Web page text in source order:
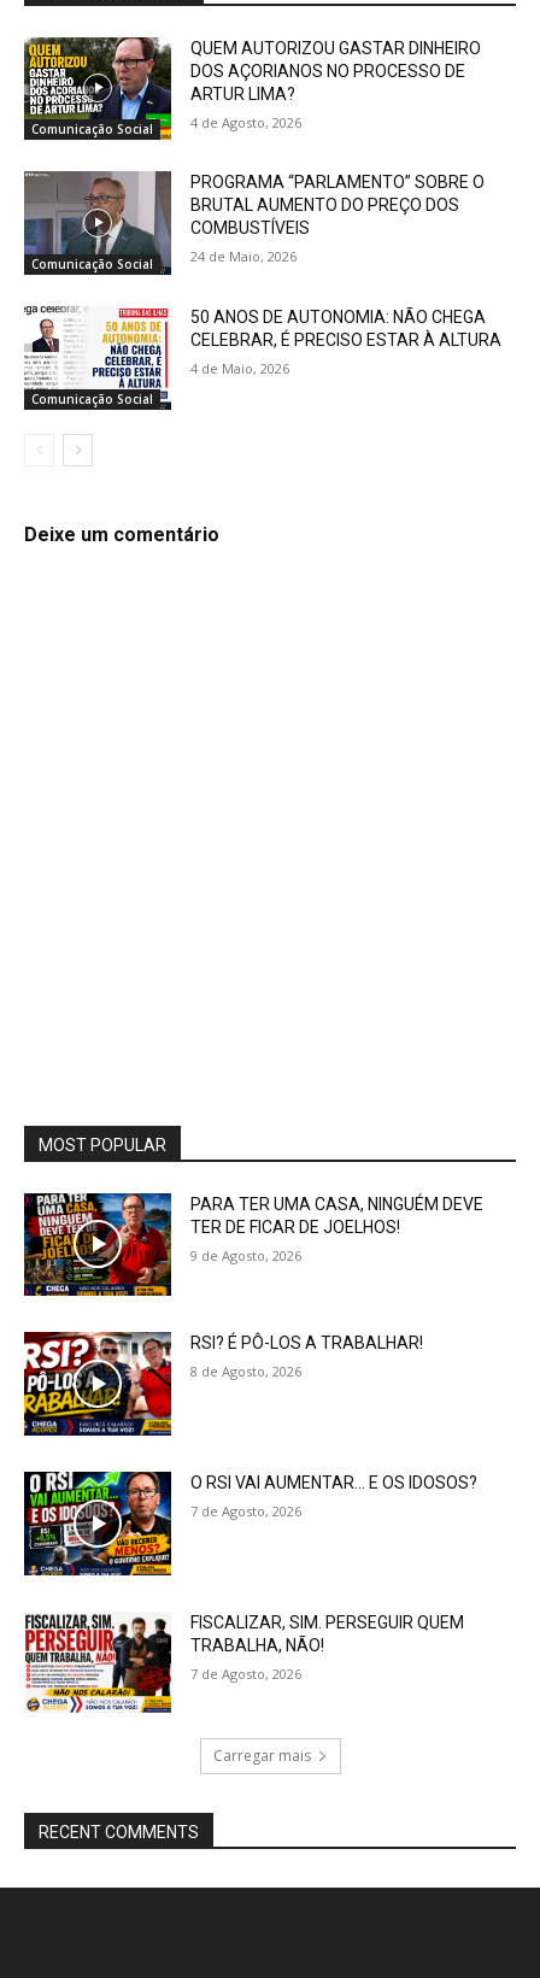
Comunicação Social
QUEM AUTORIZOU GASTAR DINHEIRO
DOS AÇORIANOS NO PROCESSO DE
ARTUR LIMA?
4 de Agosto, 2026
Comunicação Social
PROGRAMA “PARLAMENTO” SOBRE O
BRUTAL AUMENTO DO PREÇO DOS
COMBUSTÍVEIS
24 de Maio, 2026
Comunicação Social
50 ANOS DE AUTONOMIA: NÃO CHEGA
CELEBRAR, É PRECISO ESTAR À ALTURA
4 de Maio, 2026
Deixe um comentário
MOST POPULAR
PARA TER UMA CASA, NINGUÉM DEVE
TER DE FICAR DE JOELHOS!
9 de Agosto, 2026
RSI? É PÔ-LOS A TRABALHAR!
8 de Agosto, 2026
O RSI VAI AUMENTAR… E OS IDOSOS?
7 de Agosto, 2026
FISCALIZAR, SIM. PERSEGUIR QUEM
TRABALHA, NÃO!
7 de Agosto, 2026
Carregar mais
RECENT COMMENTS